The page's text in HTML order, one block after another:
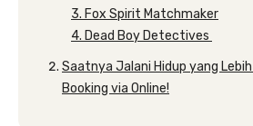
3. Fox Spirit Matchmaker
4. Dead Boy Detectives
Saatnya Jalani Hidup yang
Booking via Online!